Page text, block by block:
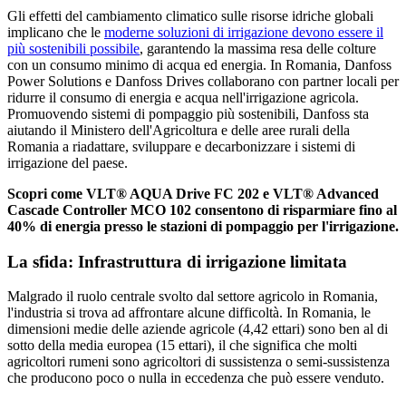
Gli effetti del cambiamento climatico sulle risorse idriche globali
implicano che le moderne soluzioni di irrigazione devono essere il
più sostenibili possibile, garantendo la massima resa delle colture
con un consumo minimo di acqua ed energia. In Romania, Danfoss
Power Solutions e Danfoss Drives collaborano con partner locali per
ridurre il consumo di energia e acqua nell'irrigazione agricola.
Promuovendo sistemi di pompaggio più sostenibili, Danfoss sta
aiutando il Ministero dell'Agricoltura e delle aree rurali della
Romania a riadattare, sviluppare e decarbonizzare i sistemi di
irrigazione del paese.
Scopri come VLT® AQUA Drive FC 202 e VLT® Advanced
Cascade Controller MCO 102 consentono di risparmiare fino al
40% di energia presso le stazioni di pompaggio per l'irrigazione.
La sfida: Infrastruttura di irrigazione limitata
Malgrado il ruolo centrale svolto dal settore agricolo in Romania,
l'industria si trova ad affrontare alcune difficoltà. In Romania, le
dimensioni medie delle aziende agricole (4,42 ettari) sono ben al di
sotto della media europea (15 ettari), il che significa che molti
agricoltori rumeni sono agricoltori di sussistenza o semi-sussistenza
che producono poco o nulla in eccedenza che può essere venduto.